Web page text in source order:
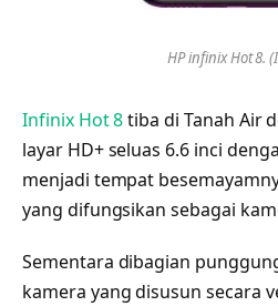
HP infinix Hot 8.
Infinix Hot 8tiba di Tanah Air
layar HD+ seluas 6.6 inci
menjadi tempat
yang difungsikan sebagai
Sementara dibagian
kamera yang disusun secara